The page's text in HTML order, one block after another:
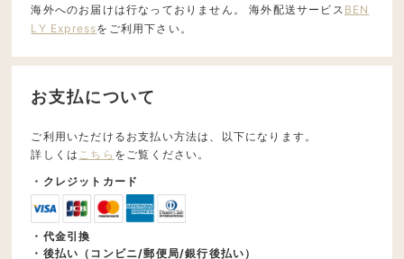
海外へのお届けは行なっておりません。 海外配送サービス BEN
LY Expressをご利用下さい。
お支払について
ご利用いただけるお支払い方法は、以下になります。
詳しくは こちら をご覧ください。
・クレジットカード
・代金引換
・後払い（コンビニ/郵便局/銀行後払い）